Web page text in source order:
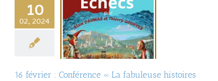
10
02, 2024
16 février : Conférence « La fabuleuse histoires